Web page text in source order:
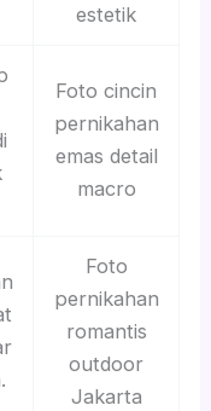
estetik
Foto cincin
pernikahan
emas detail
macro
Foto
pernikahan
romantis
outdoor
Jakarta